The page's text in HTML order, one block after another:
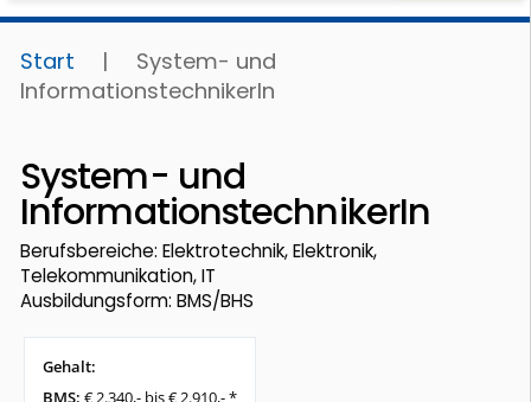
Start |
System- und
InformationstechnikerIn
System- und
InformationstechnikerIn
Berufsbereiche: Elektrotechnik, Elektronik,
Telekommunikation, IT
Ausbildungsform: BMS/BHS
Gehalt:
BMS: € 2.340,- bis € 2.910,- *